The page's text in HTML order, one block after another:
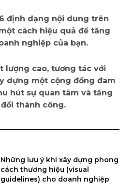
định dạng nội dung trên
cách hiệu quả để tăng
nghiệp của bạn.
lượng cao, tương tác với
dựng một cộng đồng đam
hút sự quan tâm và tăng
thành công.
Những lưu ý khi xây dựng phong
cách thương hiệu (visual
guidelines) cho doanh nghiệp